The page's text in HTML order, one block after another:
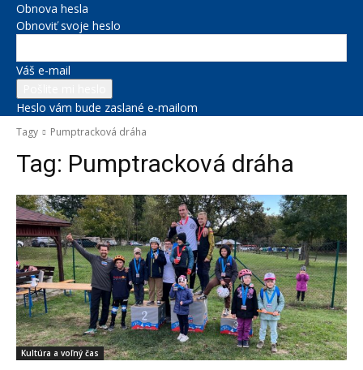
Obnova hesla
Obnoviť svoje heslo
Váš e-mail
Heslo vám bude zaslané e-mailom
Tagy Pumptracková dráha
Tag: Pumptracková dráha
Kultúra a voľný čas